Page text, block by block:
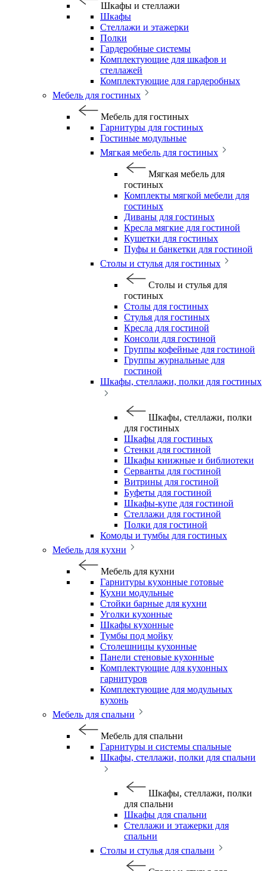
Шкафы и стеллажи
Шкафы
Стеллажи и этажерки
Полки
Гардеробные системы
Комплектующие для шкафов и
стеллажей
Комплектующие для гардеробных
Мебель для гостиных
Мебель для гостиных
Гарнитуры для гостиных
Гостиные модульные
Мягкая мебель для гостиных
Мягкая мебель для
гостиных
Комплекты мягкой мебели для
гостиных
Диваны для гостиных
Кресла мягкие для гостиной
Кушетки для гостиных
Пуфы и банкетки для гостиной
Столы и стулья для гостиных
Столы и стулья для
гостиных
Столы для гостиных
Стулья для гостиных
Кресла для гостиной
Консоли для гостиной
Группы кофейные для гостиной
Группы журнальные для
гостиной
Шкафы, стеллажи, полки для гостиных
Шкафы, стеллажи, полки
для гостиных
Шкафы для гостиных
Стенки для гостиной
Шкафы книжные и библиотеки
Серванты для гостиной
Витрины для гостиной
Буфеты для гостиной
Шкафы-купе для гостиной
Стеллажи для гостиной
Полки для гостиной
Комоды и тумбы для гостиных
Мебель для кухни
Мебель для кухни
Гарнитуры кухонные готовые
Кухни модульные
Стойки барные для кухни
Уголки кухонные
Шкафы кухонные
Тумбы под мойку
Столешницы кухонные
Панели стеновые кухонные
Комплектующие для кухонных
гарнитуров
Комплектующие для модульных
кухонь
Мебель для спальни
Мебель для спальни
Гарнитуры и системы спальные
Шкафы, стеллажи, полки для спальни
Шкафы, стеллажи, полки
для спальни
Шкафы для спальни
Стеллажи и этажерки для
спальни
Столы и стулья для спальни